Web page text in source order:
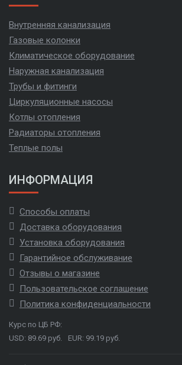
Внутренняя канализация
Газовые колонки
Климатическое оборудование
Наружная канализация
Трубы и фитинги
Циркуляционные насосы
Котлы отопления
Радиаторы отопления
Теплые полы
ИНФОРМАЦИЯ
Способы оплаты
Доставка оборудования
Установка оборудования
Гарантийное обслуживание
Отзывы о магазине
Пользовательское соглашение
Политика конфиденциальности
Курс по ЦБ РФ:
USD: 89.69 руб.
EUR: 99.19 руб.